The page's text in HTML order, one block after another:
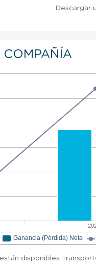
Descargar
COMPAÑÍA
Ganancia (Pérdida) Neta
disponibles